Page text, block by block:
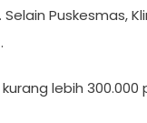
Puskesmas,
lebih